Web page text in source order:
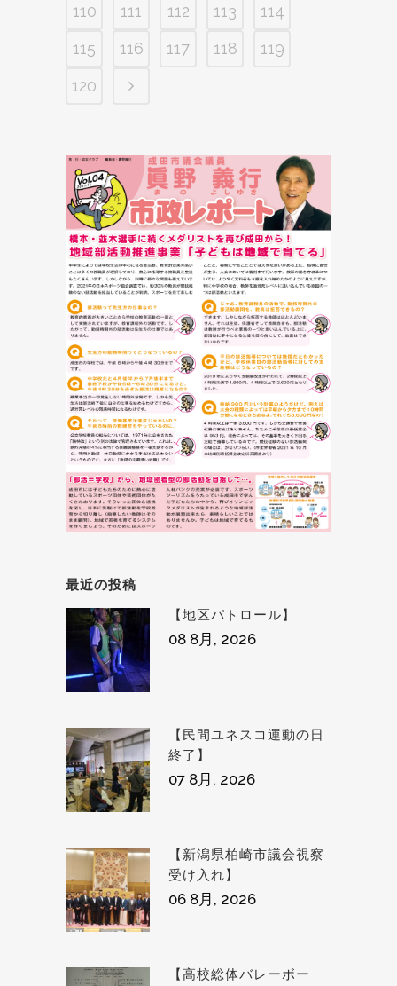
110
111 112 113
114
115
116 117 118
119
120
最近の投稿
【地区パトロール】
08 8月, 2026
【民間ユネスコ運動の日
終了】
07 8月, 2026
【新潟県柏崎市議会視察
受け入れ】
06 8月, 2026
【高校総体バレーボー